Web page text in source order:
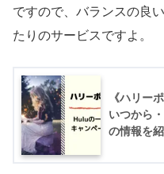
ですので、バランスの良
たりのサービスですよ。
《ハリー
いつから
の情報を